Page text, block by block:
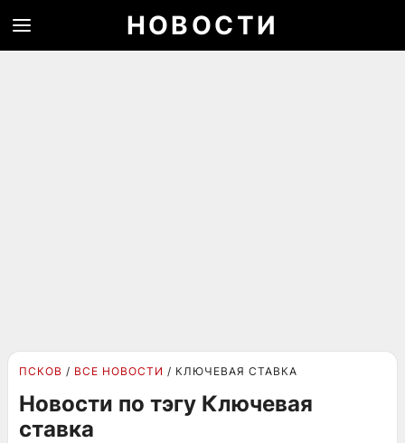
НОВОСТИ
ПСКОВ ВСЕ НОВОСТИ КЛЮЧЕВАЯ СТАВКА
Новости по тэгу Ключевая
ставка